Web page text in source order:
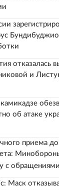
отказалась
и
об атаке
приема
с
Маск